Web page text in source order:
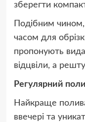
зберегти
Подібним
часом для
пропонують
відцвіли, а
Регулярний
Найкраще
ввечері та